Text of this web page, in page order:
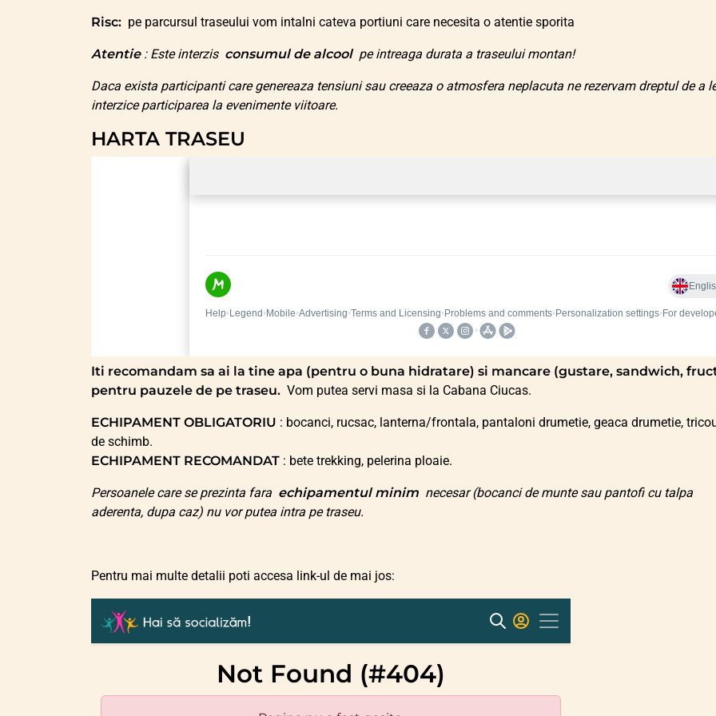
Risc: pe parcursul traseului vom intalni cateva portiuni care necesita o atentie sporita
Atentie : Este interzis consumul de alcool pe intreaga durata a traseului montan!
Daca exista participanti care genereaza tensiuni sau creeaza o atmosfera neplacuta ne rezervam dreptul de a
interzice participarea la evenimente viitoare.
HARTA TRASEU
Iti recomandam sa ai la tine apa (pentru o buna hidratare) si mancare (gustare, sandwich,
pentru pauzele de pe traseu. Vom putea servi masa si la Cabana Ciucas.
ECHIPAMENT OBLIGATORIU : bocanci, rucsac, lanterna/frontala, pantaloni drumetie, geaca drumetie,
de schimb.
ECHIPAMENT RECOMANDAT : bete trekking, pelerina ploaie.
Persoanele care se prezinta fara echipamentul minim necesar (bocanci de munte sau pantofi cu talpa
aderenta, dupa caz) nu vor putea intra pe traseu.
Pentru mai multe detalii poti accesa link-ul de mai jos: